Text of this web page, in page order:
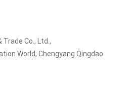
Co., Ltd.,
World, Chengyang Qingdao